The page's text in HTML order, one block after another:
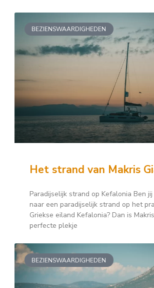
BEZIENSWAARDIGHEDEN
Het strand van Makris
Paradijselijk strand op Kefalonia Ben
naar een paradijselijk strand op het
Griekse eiland Kefalonia? Dan is
perfecte plekje
BEZIENSWAARDIGHEDEN